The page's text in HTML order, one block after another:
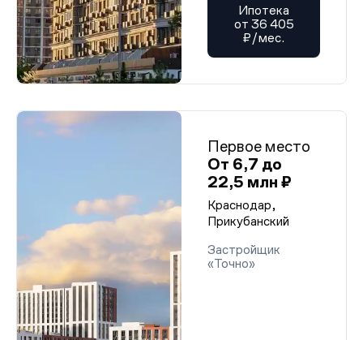
Ипотека
от 36 405
₽/мес.
Первое место
От 6,7 до
22,5 млн ₽
Краснодар,
Прикубанский
Застройщик
«Точно»